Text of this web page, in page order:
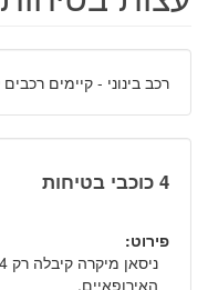
רכב בינוני - קיימים
4 כוכבי בטיחות
פירוט:
האירופאיים.